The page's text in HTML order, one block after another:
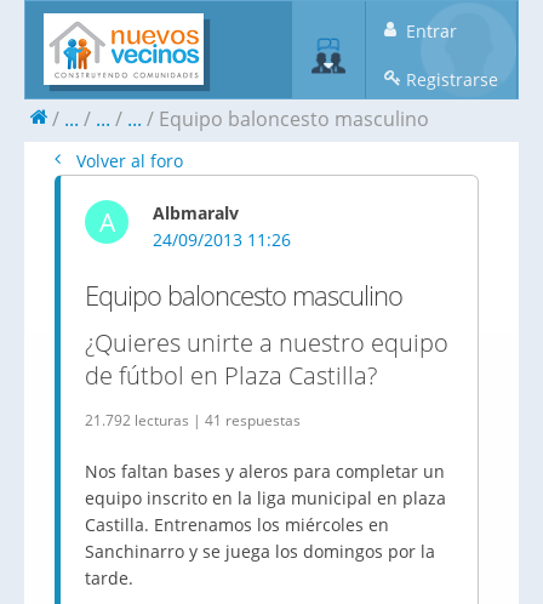
Entrar
Registrarse
... ... ... Equipo baloncesto masculino
Volver al foro
A
Albmaralv
24/09/2013 11:26
Equipo baloncesto masculino
¿Quieres unirte a nuestro equipo
de fútbol en Plaza Castilla?
21.792 lecturas | 41 respuestas
Nos faltan bases y aleros para completar un
equipo inscrito en la liga municipal en plaza
Castilla. Entrenamos los miércoles en
Sanchinarro y se juega los domingos por la
tarde.